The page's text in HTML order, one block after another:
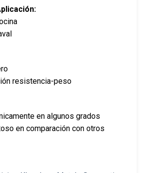
resistencia-peso
en algunos grados
en comparación con otros